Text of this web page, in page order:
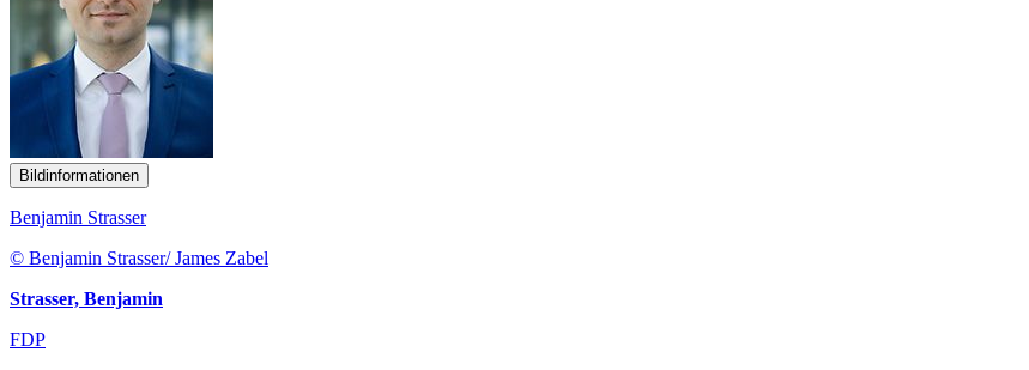
Bildinformationen
Benjamin Strasser
© Benjamin Strasser/ James Zabel
Strasser, Benjamin
FDP